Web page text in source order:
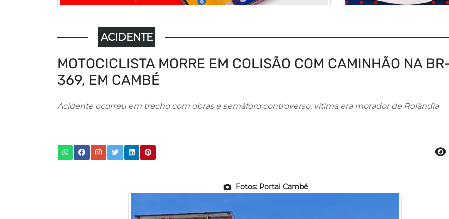
ACIDENTE
MOTOCICLISTA MORRE EM COLISÃO COM CAMINHÃO NA
369, EM CAMBÉ
Acidente ocorreu em trecho com obras e semáforo controverso; vítima era morador de Rolândia
Fotos: Portal Cambé